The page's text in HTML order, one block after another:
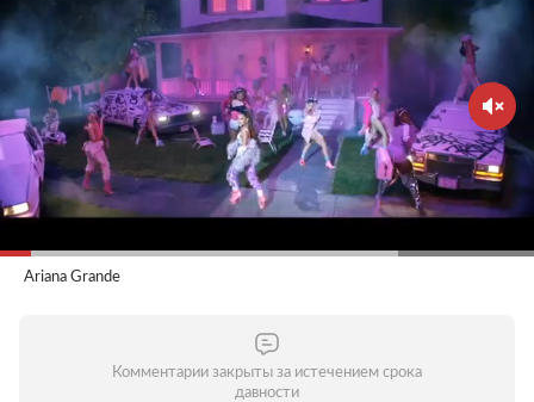
Ariana Grande
Комментарии закрыты за истечением срока
давности